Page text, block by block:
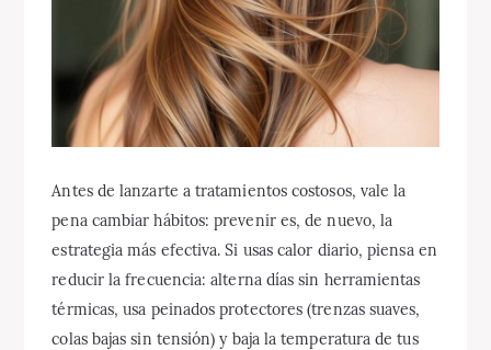
Antes de lanzarte a tratamientos costosos, vale la
pena cambiar hábitos: prevenir es, de nuevo, la
estrategia más efectiva. Si usas calor diario, piensa en
reducir la frecuencia: alterna días sin herramientas
térmicas, usa peinados protectores (trenzas suaves,
colas bajas sin tensión) y baja la temperatura de tus